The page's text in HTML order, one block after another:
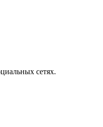
сетях.